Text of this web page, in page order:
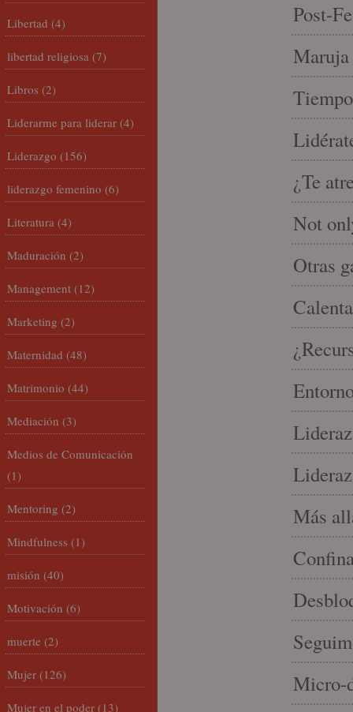
Post-
Maruja
¿Te
Not
Otras
Más
Micro-
Libertad (4)
libertad religiosa (7)
Libros (2)
Liderarme para liderar (4)
Liderazgo (156)
liderazgo femenino (6)
Literatura (4)
Maduración (2)
Management (12)
Marketing (2)
Maternidad (48)
Matrimonio (44)
Mediación (3)
Medios de Comunicación
(1)
Mentoring (2)
Mindfulness (1)
misión (40)
Motivación (6)
muerte (2)
Mujer (126)
Mujer en el poder (13)